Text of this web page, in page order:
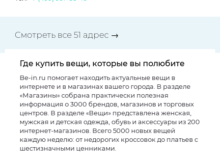
Смотреть все 51 адрес →
Где купить вещи, которые вы полюбите
Be-in.ru помогает находить актуальные вещи в
интернете и в магазинах вашего города. В разделе
«Магазины» собрана практически полезная
информация о 3000 брендов, магазинов и торговых
центров. В разделе «Вещи» представлена женская,
мужская и детская одежда, обувь и аксессуары из 200
интернет-магазинов. Всего 5000 новых вещей
каждую неделю: от недорогих кроссовок до платьев с
шестизначными ценниками.